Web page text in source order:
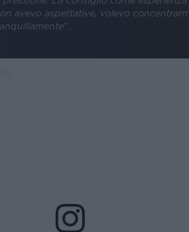
avevo aspettative, volevo
”.